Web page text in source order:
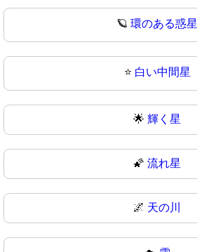
🪐 環のある惑星
⭐ 白い中間星
🌟 輝く星
🌠 流れ星
🌌 天の川